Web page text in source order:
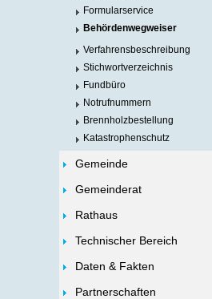
Formularservice
Behördenwegweiser
Verfahrensbeschreibung
Stichwortverzeichnis
Fundbüro
Notrufnummern
Brennholzbestellung
Katastrophenschutz
Gemeinde
Gemeinderat
Rathaus
Technischer Bereich
Daten & Fakten
Partnerschaften